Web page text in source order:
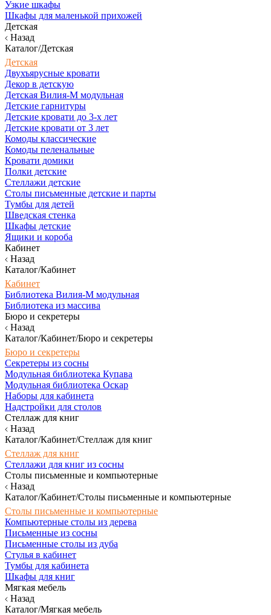
Узкие шкафы
Шкафы для маленькой прихожей
Детская
Назад
Каталог/Детская
Детская
Двухъярусные кровати
Декор в детскую
Детская Вилия-М модульная
Детские гарнитуры
Детские кровати до 3-х лет
Детские кровати от 3 лет
Комоды классические
Комоды пеленальные
Кровати домики
Полки детские
Стеллажи детские
Столы письменные детские и парты
Тумбы для детей
Шведская стенка
Шкафы детские
Ящики и короба
Кабинет
Назад
Каталог/Кабинет
Кабинет
Библиотека Вилия-М модульная
Библиотека из массива
Бюро и секретеры
Назад
Каталог/Кабинет/Бюро и секретеры
Бюро и секретеры
Секретеры из сосны
Модульная библиотека Купава
Модульная библиотека Оскар
Наборы для кабинета
Надстройки для столов
Стеллаж для книг
Назад
Каталог/Кабинет/Стеллаж для книг
Стеллаж для книг
Стеллажи для книг из сосны
Столы письменные и компьютерные
Назад
Каталог/Кабинет/Столы письменные и компьютерные
Столы письменные и компьютерные
Компьютерные столы из дерева
Письменные из сосны
Письменные столы из дуба
Стулья в кабинет
Тумбы для кабинета
Шкафы для книг
Мягкая мебель
Назад
Каталог/Мягкая мебель